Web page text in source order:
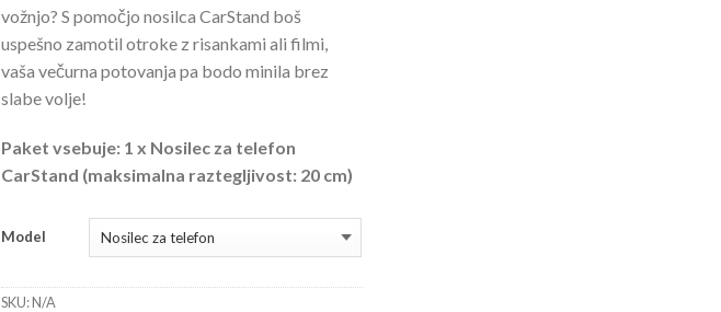
vožnjo? S pomočjo nosilca CarStand boš
uspešno zamotil otroke z risankami ali filmi,
vaša večurna potovanja pa bodo minila brez
slabe volje!
Paket vsebuje: 1 x Nosilec za telefon
CarStand (maksimalna raztegljivost: 20 cm)
Model
SKU:N/A